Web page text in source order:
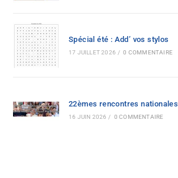
Spécial été : Add’ vos stylos
17 JUILLET 2026 / 0 COMMENTAIRE
22èmes rencontres nationales
16 JUIN 2026 / 0 COMMENTAIRE